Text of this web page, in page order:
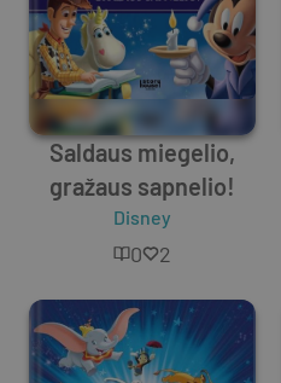
Saldaus miegelio,
gražaus sapnelio!
Disney
0 2